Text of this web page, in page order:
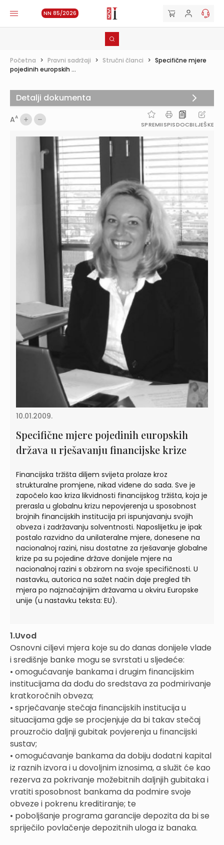
NN 85/2026
Početna > Pravni sadržaji > Stručni članci > Specifične mjere
pojedinih europskih ...
AA
SPREMIISPISDOCBILJEŠKE
10.01.2009.
Specifične mjere pojedinih europskih
država u rješavanju financijske krize
Financijska tržišta diljem svijeta prolaze kroz
strukturalne promjene, nikad viđene do sada. Sve je
započelo kao kriza likvidnosti financijskog tržišta, koja je
prerasla u globalnu krizu nepovjerenja u sposobnost
brojnih financijskih institucija pri ispunjavanju svojih
obveza i zadržavanju solventnosti. Naposlijetku je ipak
postalo razvidno da unilateralne mjere, donesene na
nacionalnoj razini, nisu dostatne za rješavanje globalne
krize pa su pojedine države donijele mjere na
nacionalnoj razini s obzirom na svoje specifičnosti. U
nastavku, autorica na sažet način daje pregled tih
mjera po najznačajnijim državama u okviru Europske
unije (u nastavku teksta: EU).
1.Uvod
Osnovni ciljevi mjera koje su do danas donijele vlade
i središnje banke mogu se svrstati u sljedeće:
• omogućavanje bankama i drugim financijskim
institucijama da dođu do sredstava za podmirivanje
kratkoročnih obveza;
• sprječavanje stečaja financijskih institucija u
situacijama gdje se procjenjuje da bi takav stečaj
prouzročio daljnji gubitak povjerenja u financijski
sustav;
• omogućavanje bankama da dobiju dodatni kapital
iz raznih izvora i u dovoljnim iznosima, a služit će kao
rezerva za pokrivanje možebitnih daljnjih gubitaka i
vratiti sposobnost bankama da podmire svoje
obveze i pokrenu kreditiranje; te
• poboljšanje programa garancije depozita da bi se
spriječilo povlačenje depozitnih uloga iz banaka.
Detalji dokumenta